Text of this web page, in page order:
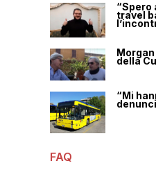
“Spero
travel
della
“Mi
FAQ